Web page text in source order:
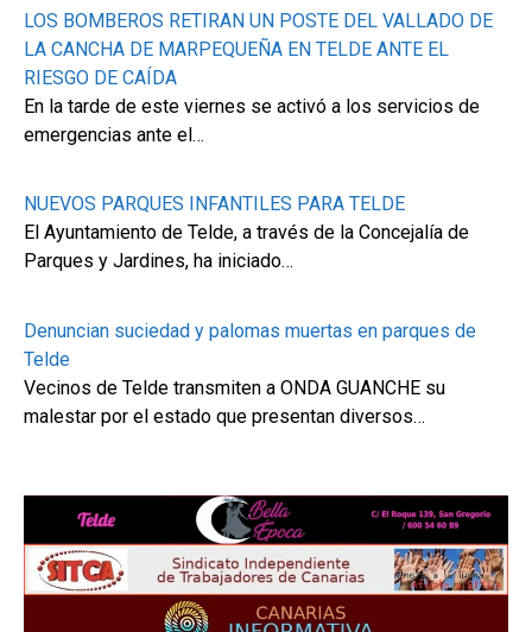
LOS BOMBEROS RETIRAN UN POSTE DEL VALLADO DE
LA CANCHA DE MARPEQUEÑA EN TELDE ANTE EL
RIESGO DE CAÍDA
En la tarde de este viernes se activó a los servicios de
emergencias ante el…
NUEVOS PARQUES INFANTILES PARA TELDE
El Ayuntamiento de Telde, a través de la Concejalía de
Parques y Jardines, ha iniciado…
Denuncian suciedad y palomas muertas en parques de
Telde
Vecinos de Telde transmiten a ONDA GUANCHE su
malestar por el estado que presentan diversos…